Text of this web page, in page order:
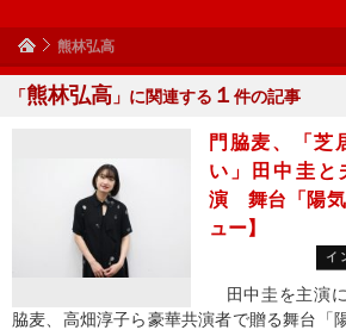
熊林弘高
「熊林弘高 」に関連する １ 件の記事
門脇麦、「芝
い」田中圭と
演 舞台「陽気
ュー】
イ
田中圭を主演
脇麦、高畑淳子ら豪華共演者で贈る舞台「